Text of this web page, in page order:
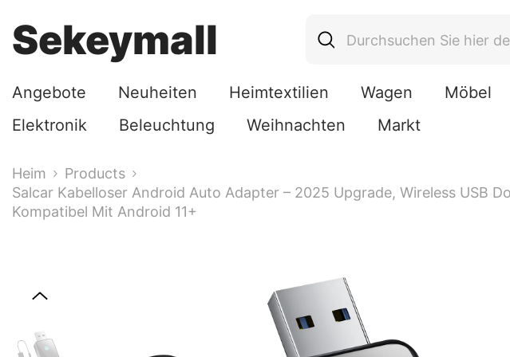
Sekeymall
Angebote Neuheiten Heimtextilien Wagen Möbel
Elektronik
Beleuchtung Weihnachten Markt
Heim
Products
Salcar Kabelloser Android Auto Adapter – 2025 Upgrade, Wireless USB
Kompatibel Mit Android 11+